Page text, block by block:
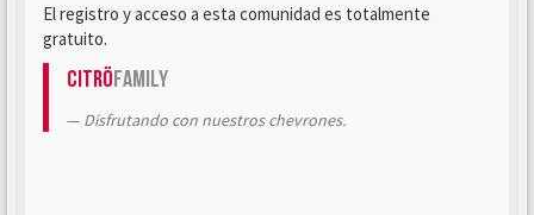
El registro y acceso a esta comunidad es totalmente
gratuito.
CitröFamily
Disfrutando con nuestros chevrones.